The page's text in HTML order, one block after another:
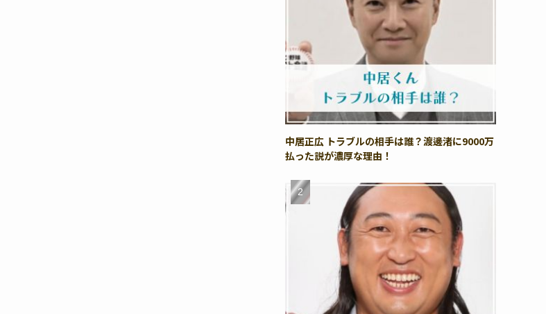
中居正広 トラブルの相手は誰？渡邊渚に9000万
払った説が濃厚な理由！